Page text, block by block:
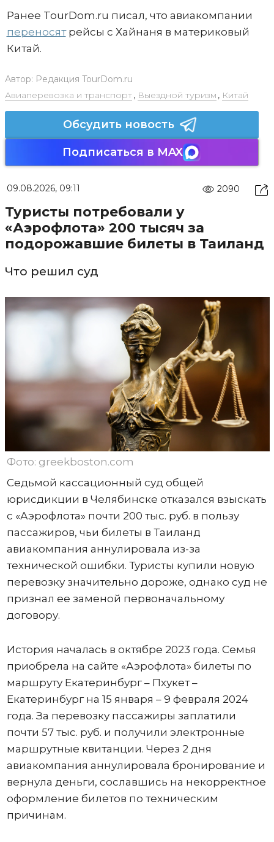
Ранее TourDom.ru писал, что авиакомпании
переносятрейсы с Хайнаня в материковый
Китай.
Автор: Редакция TourDom.ru
Авиаперевозка и транспорт, Выездной туризм , Китай
Обсудить новость
Подписаться в MAX
09.08.2026, 09:11 2090
Туристы потребовали у
«Аэрофлота» 200 тысяч за
подорожавшие билеты в Таиланд
Что решил суд
Фото: greekboston.com
Седьмой кассационный суд общей
юрисдикции в Челябинске отказался взыскать
с «Аэрофлота» почти 200 тыс. руб. в пользу
пассажиров, чьи билеты в Таиланд
авиакомпания аннулировала из-за
технической ошибки. Туристы купили новую
перевозку значительно дороже, однако суд не
признал ее заменой первоначальному
договору.
История началась в октябре 2023 года. Семья
приобрела на сайте «Аэрофлота» билеты по
маршруту Екатеринбург – Пхукет –
Екатеринбург на 15 января – 9 февраля 2024
года. За перевозку пассажиры заплатили
почти 57 тыс. руб. и получили электронные
маршрутные квитанции. Через 2 дня
авиакомпания аннулировала бронирование и
вернула деньги, сославшись на некорректное
оформление билетов по техническим
причинам.